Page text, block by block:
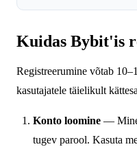
Kuidas Bybit'is
Registreerumine võtab
kasutajatele täielikult
Konto loomine — Mine
tugev parool. Kasuta